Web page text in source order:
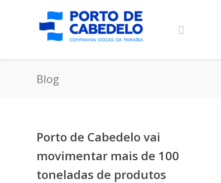
Blog
Porto de Cabedelo vai
movimentar mais de 100
toneladas de produtos